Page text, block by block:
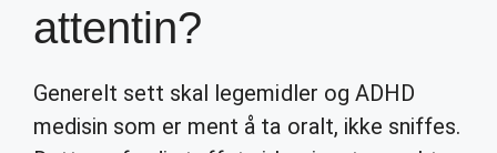
attentin?
Generelt sett skal legemidler og ADHD
medisin som er ment å ta oralt, ikke sniffes.